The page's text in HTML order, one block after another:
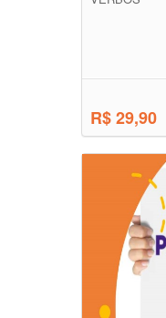
R$ 29,90